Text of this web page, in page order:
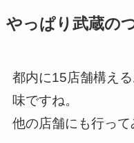
やっぱり武蔵の
都内に15店舗構え
味ですね。
他の店舗にも行って